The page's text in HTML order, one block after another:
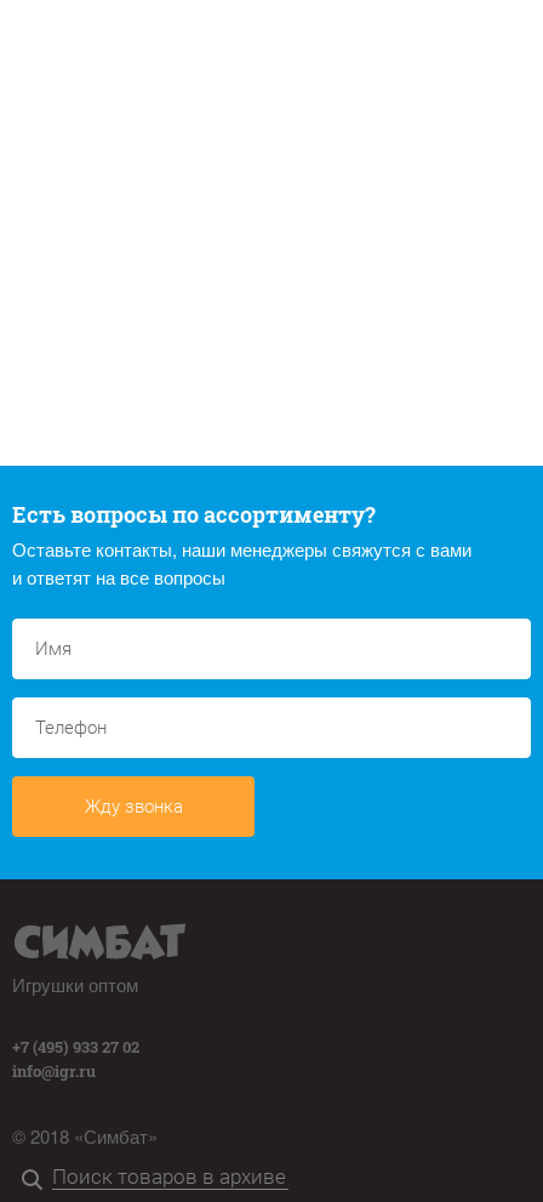
Есть вопросы по ассортименту?
Оставьте контакты, наши менеджеры свяжутся с вами
и ответят на все вопросы
Жду звонка
Игрушки оптом
+7 (495) 933 27 02
info@igr.ru
© 2018 «Симбат»